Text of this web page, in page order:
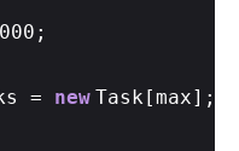
= new Task[max];